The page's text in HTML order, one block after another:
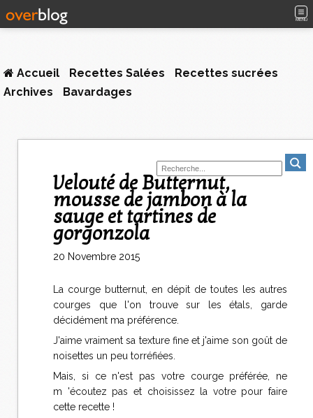
MENU
Accueil Recettes Salées
Recettes sucrées
Archives
Bavardages
Velouté de Butternut,
mousse de jambon à la
sauge et tartines de
gorgonzola
20 Novembre 2015
La courge butternut, en dépit de toutes les autres
courges que l'on trouve sur les étals, garde
décidément ma préférence.
J'aime vraiment sa texture fine et j'aime son goût de
noisettes un peu torréfiées.
Mais, si ce n'est pas votre courge préférée, ne
m 'écoutez pas et choisissez la votre pour faire
cette recette !